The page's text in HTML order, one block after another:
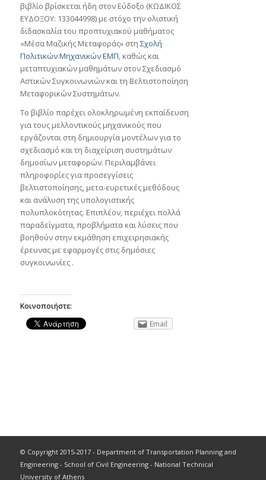
βιβλίο βρίσκεται ήδη στον Εύδοξο (ΚΩΔΙΚΟΣ
ΕΥΔΟΞΟΥ: 133044998) με στόχο την ολιστική
διδασκαλία του προπτυχιακού μαθήματος
«Μέσα Μαζικής Μεταφοράς» στη Σχολή
Πολιτικών Μηχανικών ΕΜΠ, καθώς και
μεταπτυχιακών μαθημάτων στον Σχεδιασμό
Αστικών Συγκοινωνιών και τη Βελτιστοποίηση
Μεταφορικών Συστημάτων.
Το βιβλίο παρέχει ολοκληρωμένη εκπαίδευση
για τους μελλοντικούς μηχανικούς που
εργάζονται στη δημιουργία μοντέλων για το
σχεδιασμό και τη διαχείριση συστημάτων
δημοσίων μεταφορών. Περιλαμβάνει
πληροφορίες για προσεγγίσεις
βελτιστοποίησης, μετα-ευρετικές μεθόδους
και ανάλυση της υπολογιστικής
πολυπλοκότητας. Επιπλέον, περιέχει πολλά
παραδείγματα, προβλήματα και λύσεις που
βοηθούν στην εκμάθηση επιχειρησιακής
έρευνας με εφαρμογές στις δημόσιες
συγκοινωνίες .
Κοινοποιήστε:
Email
© Copyright 2015-2017 - Department of Transportation Planning and
Engineering - School of Civil Engineering - National Technical
University of Athens